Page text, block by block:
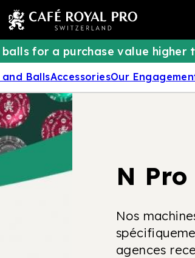
for a purchase value higher
and BallsAccessoriesOur
N
Nos
agences